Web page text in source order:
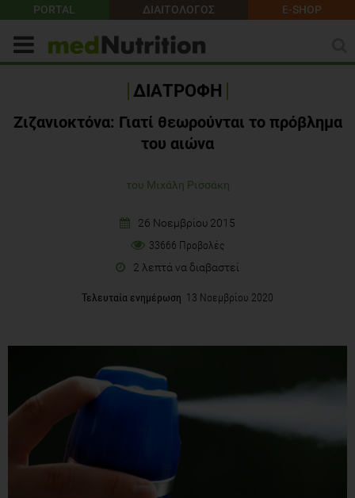
PORTAL ΔΙΑΙΤΟΛΟΓΟΣ E-SHOP
ΔΙΑΤΡΟΦΗ
Ζιζανιοκτόνα: Γιατί θεωρούνται το πρόβλημα
του αιώνα
του Μιχάλη Ρισσάκη
26 Νοεμβρίου 2015
33666 Προβολές
2 λεπτά να διαβαστεί
Τελευταία ενημέρωση 13 Νοεμβρίου 2020